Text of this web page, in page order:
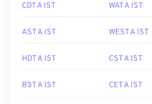
CDT A IST WAT A IST
AST A IST WEST A IST
HDT A IST CST A IST
BST A IST CET A IST